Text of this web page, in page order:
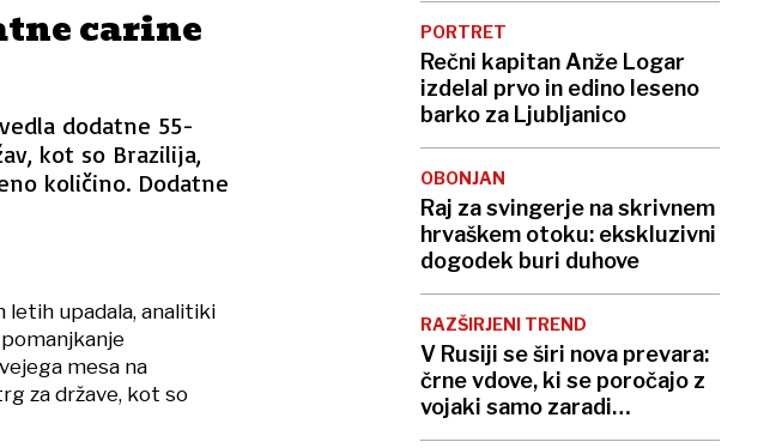
carine
dodatne 55-
kot so Brazilija,
količino. Dodatne
letih upadala, analitiki
mesa na
za države, kot so
PORTRET
Rečni kapitan Anže Logar
izdelal prvo in edino leseno
barko za Ljubljanico
OBONJAN
Raj za svingerje na skrivnem
hrvaškem otoku: ekskluzivni
dogodek buri duhove
RAZŠIRJENI TREND
V Rusiji se širi nova prevara:
črne vdove, ki se poročajo z
vojaki samo zaradi
odškodnine